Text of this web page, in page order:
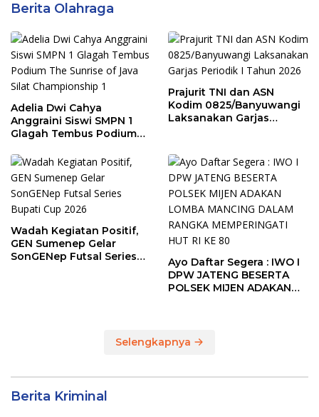
Berita Olahraga
Adelia Dwi Cahya
Anggraini Siswi SMPN 1
Glagah Tembus Podium
Championship 1
Prajurit TNI dan ASN
Kodim 0825/Banyuwangi
Laksanakan Garjas
Wadah Kegiatan Positif,
GEN Sumenep Gelar
SonGENep Futsal Series
Ayo Daftar Segera : IWO I
DPW JATENG BESERTA
POLSEK MIJEN ADAKAN
Selengkapnya
Berita Kriminal